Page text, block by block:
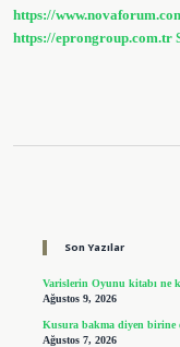
https://
https://eprongroup.com.tr
Son Yazılar
Varislerin Oyunu kitabı ne
Ağustos 9, 2026
Kusura bakma diyen birine
Ağustos 7, 2026